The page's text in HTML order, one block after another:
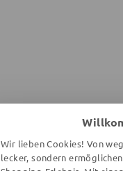
WEITERE
Wir lieben Cookies! Von
lecker, sondern